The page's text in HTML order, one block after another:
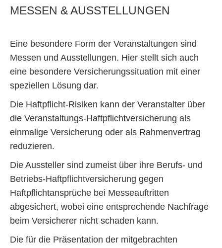
MESSEN & AUSSTELLUNGEN
Eine besondere Form der Veranstaltungen sind
Messen und Ausstellungen. Hier stellt sich auch
eine besondere Versicherungssituation mit einer
speziellen Lösung dar.
Die Haftpflicht-Risiken kann der Veranstalter über
die Veranstaltungs-Haftpflichtversicherung als
einmalige Versicherung oder als Rahmenvertrag
reduzieren.
Die Aussteller sind zumeist über ihre Berufs- und
Betriebs-Haftpflichtversicherung gegen
Haftpflichtansprüche bei Messeauftritten
abgesichert, wobei eine entsprechende Nachfrage
beim Versicherer nicht schaden kann.
Die für die Präsentation der mitgebrachten